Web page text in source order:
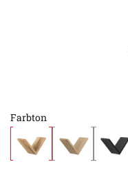
Farbton